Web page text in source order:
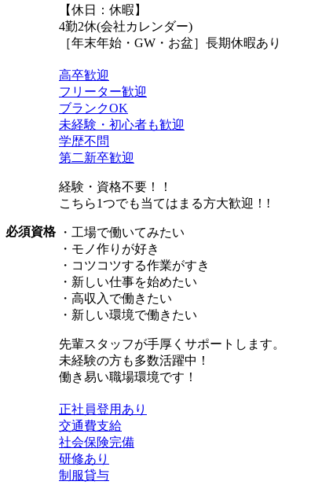
【休日：休暇】
4勤2休(会社カレンダー)
［年末年始・GW・お盆］長期休暇あり
必須資格
高卒歓迎
フリーター歓迎
ブランクOK
未経験・初心者も歓迎
学歴不問
第二新卒歓迎
経験・資格不要！！
こちら1つでも当てはまる方大歓迎！!
・工場で働いてみたい
・モノ作りが好き
・コツコツする作業がすき
・新しい仕事を始めたい
・高収入で働きたい
・新しい環境で働きたい
先輩スタッフが手厚くサポートします。
未経験の方も多数活躍中！
働き易い職場環境です！
正社員登用あり
交通費支給
社会保険完備
研修あり
制服貸与